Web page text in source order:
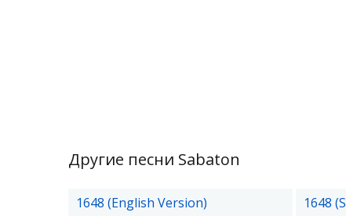
Другие песни Sabaton
1648 (English Version) 1648